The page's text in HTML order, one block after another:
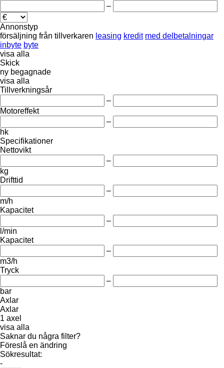
–
Annonstyp
försäljning från tillverkaren leasing kredit med delbetalningar
inbyte byte
visa alla
Skick
ny begagnade
visa alla
Tillverkningsår
–
Motoreffekt
–
hk
Specifikationer
Nettovikt
–
kg
Drifttid
–
m/h
Kapacitet
–
l/min
Kapacitet
–
m3/h
Tryck
–
bar
Axlar
Axlar
1 axel
visa alla
Saknar du några filter?
Föreslå en ändring
Sökresultat:
-